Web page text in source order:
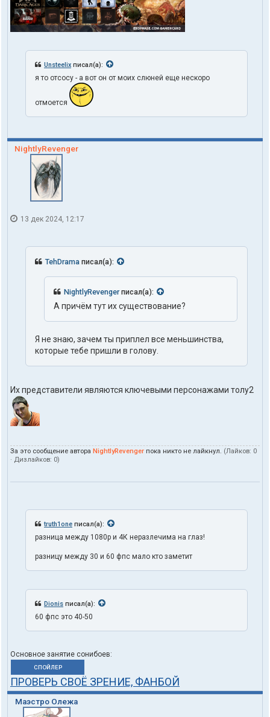
Unsteelix писал(а):
я то отсосу - а вот он от моих слюней еще нескоро
отмоется
NightlyRevenger
13 дек 2024, 12:17
TehDrama писал(а):
NightlyRevengerписал(а):
А причём тут их существование?
Я не знаю, зачем ты приплел все меньшинства,
которые тебе пришли в голову.
Их представители являются ключевыми персонажами толу2
За это сообщение автора NightlyRevenger пока никто не лайкнул. (Лайков: 0
· Дизлайков: 0)
truth1one писал(а):
разница между 1080p и 4К неразлечима на глаз!
разницу между 30 и 60 фпс мало кто заметит
Dionis писал(а):
60 фпс это 40-50
Основное занятие сонибоев:
СПОЙЛЕР
ПРОВЕРЬ СВОЁ ЗРЕНИЕ, ФАНБОЙ
Маэстро Олежа